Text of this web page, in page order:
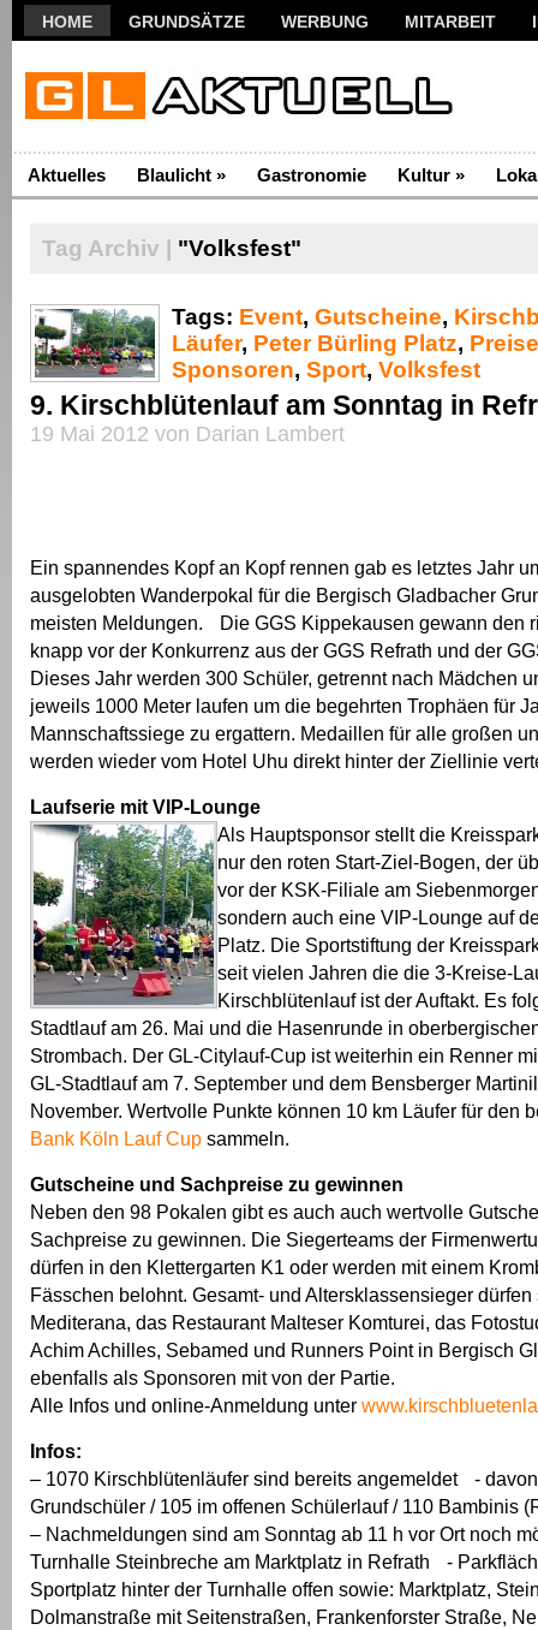
HOME GRUNDSÄTZE WERBUNG MITARBEIT
Aktuelles Blaulicht » Gastronomie Kultur »
Tag Archiv | "Volksfest"
Tags: Event, Gutscheine,
Läufer, Peter Bürling Platz, Preise
Sponsoren, Sport, Volksfest
9. Kirschblütenlauf am Sonntag in
19 Mai 2012 von Darian Lambert
Ein spannendes Kopf an Kopf rennen gab es letztes Jahr
ausgelobten Wanderpokal für die Bergisch Gladbacher
meisten Meldungen. Die GGS Kippekausen gewann den
knapp vor der Konkurrenz aus der GGS Refrath und der
Dieses Jahr werden 300 Schüler, getrennt nach Mädchen
jeweils 1000 Meter laufen um die begehrten Trophäen für
Mannschaftssiege zu ergattern. Medaillen für alle großen
werden wieder vom Hotel Uhu direkt hinter der Ziellinie
Laufserie mit VIP-Lounge
Als Hauptsponsor stellt die
nur den roten Start-Ziel-Bogen, der
vor der KSK-Filiale am
sondern auch eine VIP-Lounge auf
Platz. Die Sportstiftung der
seit vielen Jahren die die 3-Kreise-
Kirschblütenlauf ist der Auftakt. Es
Stadtlauf am 26. Mai und die Hasenrunde in
Strombach. Der GL-Citylauf-Cup ist weiterhin ein Renner
GL-Stadtlauf am 7. September und dem Bensberger
November. Wertvolle Punkte können 10 km Läufer für den
Bank Köln Lauf Cup sammeln.
Gutscheine und Sachpreise zu gewinnen
Neben den 98 Pokalen gibt es auch auch wertvolle
Sachpreise zu gewinnen. Die Siegerteams der
dürfen in den Klettergarten K1 oder werden mit einem
Fässchen belohnt. Gesamt- und Altersklassensieger
Mediterana, das Restaurant Malteser Komturei, das
Achim Achilles, Sebamed und Runners Point in Bergisch
ebenfalls als Sponsoren mit von der Partie.
Alle Infos und online-Anmeldung unter
Infos:
– 1070 Kirschblütenläufer sind bereits angemeldet -
Grundschüler / 105 im offenen Schülerlauf / 110 Bambinis
– Nachmeldungen sind am Sonntag ab 11 h vor Ort noch
Turnhalle Steinbreche am Marktplatz in Refrath -
Sportplatz hinter der Turnhalle offen sowie: Marktplatz,
Dolmanstraße mit Seitenstraßen, Frankenforster Straße,